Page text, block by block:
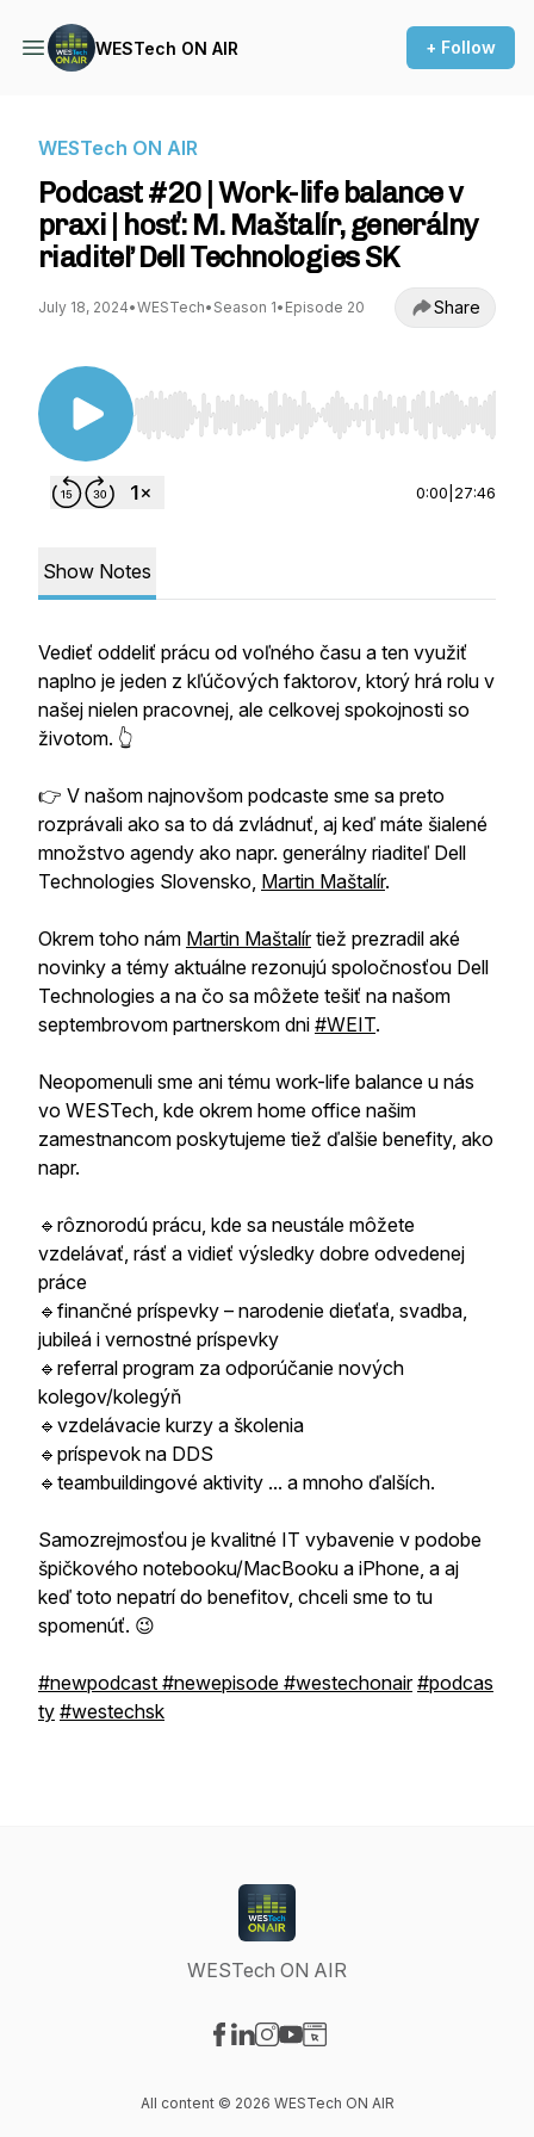
WESTech ON AIR + Follow
WESTech ON AIR
Podcast #20 | Work-life balance v
praxi | hosť: M. Maštalír, generálny
riaditeľ Dell Technologies SK
July 18, 2024•WESTech• Season 1• Episode 20 Share
Use Left/Right to seek, Home/End to jump to
0:00 27:46
Show Notes
Vedieť oddeliť prácu od voľného času a ten využiť
naplno je jeden z kľúčových faktorov, ktorý hrá rolu v
našej nielen pracovnej, ale celkovej spokojnosti so
životom. 👆
👉 V našom najnovšom podcaste sme sa preto
rozprávali ako sa to dá zvládnuť, aj keď máte šialené
množstvo agendy ako napr. generálny riaditeľ Dell
Technologies Slovensko, Martin Maštalír.
Okrem toho nám Martin Maštalírtiež prezradil aké
novinky a témy aktuálne rezonujú spoločnosťou Dell
Technologies a na čo sa môžete tešiť na našom
septembrovom partnerskom dni #WEIT.
Neopomenuli sme ani tému work-life balance u nás
vo WESTech, kde okrem home office našim
zamestnancom poskytujeme tiež ďalšie benefity, ako
napr.
🔹rôznorodú prácu, kde sa neustále môžete
vzdelávať, rásť a vidieť výsledky dobre odvedenej
práce
🔹finančné príspevky – narodenie dieťaťa, svadba,
jubileá i vernostné príspevky
🔹referral program za odporúčanie nových
kolegov/kolegýň
🔹vzdelávacie kurzy a školenia
🔹príspevok na DDS
🔹teambuildingové aktivity ... a mnoho ďalších.
Samozrejmosťou je kvalitné IT vybavenie v podobe
špičkového notebooku/MacBooku a iPhone, a aj
keď toto nepatrí do benefitov, chceli sme to tu
spomenúť. 😉
#newpodcast #newepisode #westechonair #podcas
ty #westechsk
WESTech ON AIR
All content © 2026 WESTech ON AIR